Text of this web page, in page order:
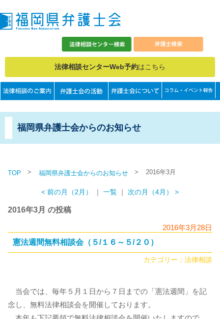
法律相談センターWeb予約はこちら
福岡県弁護士会からのお知らせ
TOP > 福岡県弁護士会からのお知らせ > 2016年3月
< 前の月（2月） ｜ 一覧 ｜ 次の月（4月） >
2016年3月 の投稿
2016年3月28日
憲法週間無料相談会（５/１６～５/２０）
カテゴリー： 法律相談
当会では、毎年５月１日から７日までの「憲法週間」を記
念し、無料法律相談会を開催しております。